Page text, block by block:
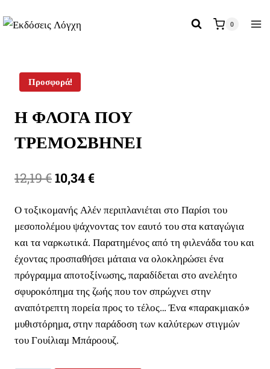
to
0
Προσφορά!
Η ΦΛΟΓΑ ΠΟΥ
ΤΡΕΜΟΣΒΗΝΕΙ
12,19€Original
was:
12,19 €.
10,34€Η
τιμή
είναι:
10,34 €.
Ο τοξικομανής Αλέν περιπλανιέται στο Παρίσι του
μεσοπολέμου ψάχνοντας τον εαυτό του στα καταγώγια
και τα ναρκωτικά. Παρατημένος από τη φιλενάδα του και
έχοντας προσπαθήσει μάταια να ολοκληρώσει ένα
πρόγραμμα αποτοξίνωσης, παραδίδεται στο ανελέητο
σφυροκόπημα της ζωής που τον σπρώχνει στην
αναπότρεπτη πορεία προς το τέλος… Ένα «παρακμιακό»
μυθιστόρημα, στην παράδοση των καλύτερων στιγμών
του Γουίλιαμ Μπάροουζ.